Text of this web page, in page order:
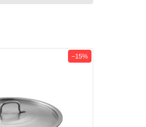
−15%